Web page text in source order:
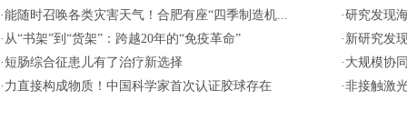
·能随时召唤各类灾害天气！合肥有座“四季制造机...
· 从“书架”到“货架”：跨越20年的“免疫革命”
· 短肠综合征患儿有了治疗新选择
· 力直接构成物质！中国科学家首次认证胶球存在
·研究发现
· 新研究发
· 大规模协
·非接触激